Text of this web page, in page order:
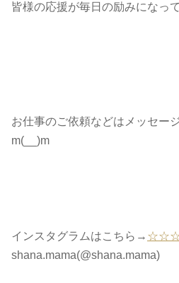
皆様の応援が毎日の励みになっ
お仕事のご依頼などはメッセー
m(__)m
インスタグラムはこちら→
shana.mama(@shana.mama)